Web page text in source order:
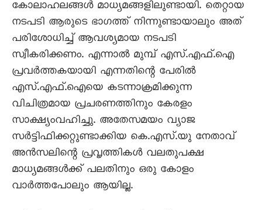
കോലാഹലങ്ങള്‍ മാധ്യമങ്ങളിലുണ്ടായി. തെറ്റായ
നടപടി ആരുടെ ഭാഗത്ത് നിന്നുണ്ടായാലും അത്
പരിശോധിച്ച് ആവശ്യമായ നടപടി
സ്വീകരിക്കണം. എന്നാല്‍ മുമ്പ് എസ്.എഫ്.ഐ
പ്രവര്‍ത്തകയായി എന്നതിന്റെ പേരില്‍
എസ്.എഫ്.ഐയെ കടന്നാക്രമിക്കുന്ന
വിചിത്രമായ പ്രചരണത്തിനും കേരളം
സാക്ഷ്യംവഹിച്ചു. അതേസമയം വ്യാജ
സര്‍ട്ടിഫിക്കറ്റുണ്ടാക്കിയ കെ.എസ്.യു നേതാവ്
അന്‍സലിന്റെ പ്രവൃത്തികള്‍ വലതുപക്ഷ
മാധ്യമങ്ങള്‍ക്ക് പലതിനും ഒരു കോളം
വാര്‍ത്തപോലും ആയില്ല.